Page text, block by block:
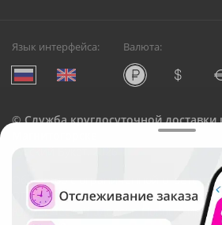
Язык интерфейса: Валюта:
©Служба круглосуточной доставки
Русский Букет, 2026
Общество с ограниченной
ОГРН: 1195476081745, ИНН:
Юридический адрес: г. Новосибирск,